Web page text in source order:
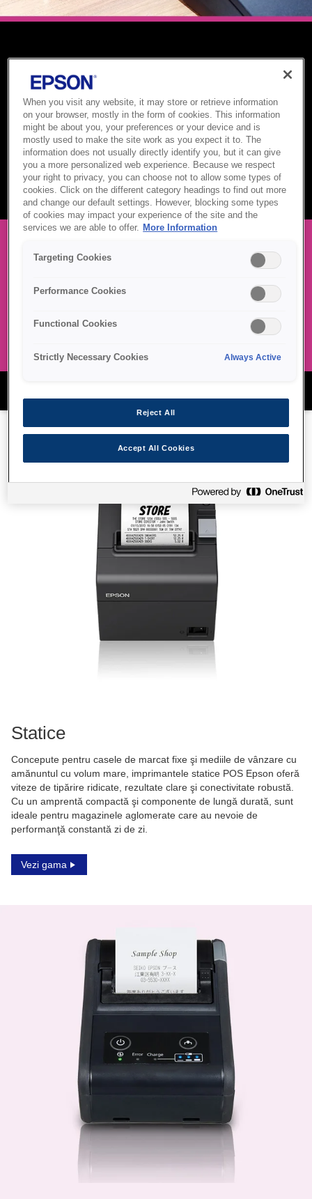
IMPRIMANTE POS
pentru viteza, fiabilitatea și integrarea perfectă în mediile de
retail, ospitalitate și servicii. Cu design compact, conectivitate
avansată și consum redus de energie, acestea livrează bonuri și
etichete de înaltă calitate rapid — ajutând companiile să
eficientizeze tranzacțiile, să reducă timpii de nefuncționare și să
îmbunătățească experiența clienților.
Statice
Concepute pentru casele de marcat fixe şi mediile de vânzare cu
amănuntul cu volum mare, imprimantele statice POS Epson oferă
viteze de tipărire ridicate, rezultate clare şi conectivitate robustă.
Cu un amprentă compactă şi componente de lungă durată, sunt
ideale pentru magazinele aglomerate care au nevoie de
performanţă constantă zi de zi.
Vezi gama
When you visit any website, it may store or retrieve information
on your browser, mostly in the form of cookies. This information
might be about you, your preferences or your device and is
mostly used to make the site work as you expect it to. The
information does not usually directly identify you, but it can give
you a more personalized web experience. Because we respect
your right to privacy, you can choose not to allow some types of
cookies. Click on the different category headings to find out more
and change our default settings. However, blocking some types
of cookies may impact your experience of the site and the
services we are able to offer. More Information
Targeting Cookies
Performance Cookies
Functional Cookies
Strictly Necessary Cookies Always Active
Reject All
Accept All Cookies